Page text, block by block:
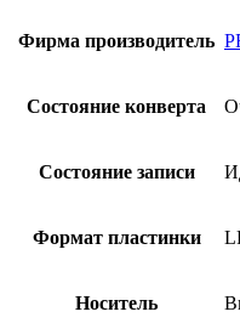
Фирма производитель
Состояние конверта
Состояние записи
Формат пластинки
Носитель